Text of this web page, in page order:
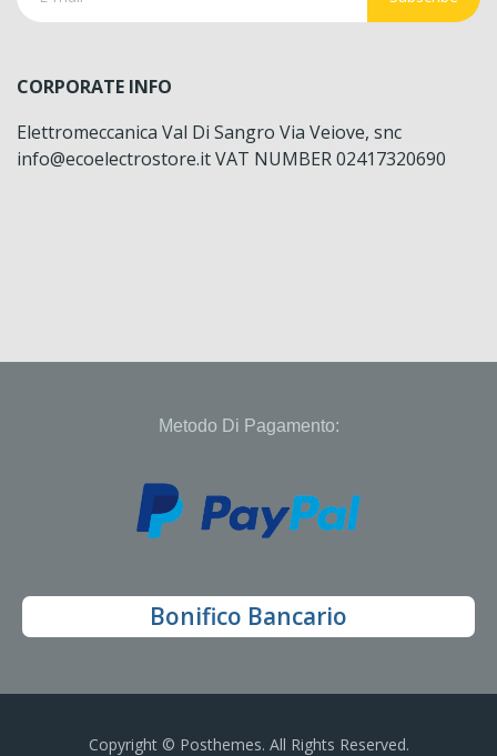
CORPORATE INFO
Elettromeccanica Val Di Sangro Via Veiove, snc
info@ecoelectrostore.it VAT NUMBER 02417320690
Metodo Di Pagamento:
Bonifico Bancario
Copyright © Posthemes. All Rights Reserved.